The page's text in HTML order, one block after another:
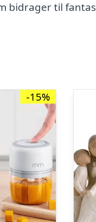
bidrager til
-15%